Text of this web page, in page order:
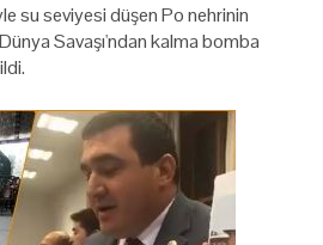
su seviyesi düşen Po nehrinin
Savaşı'ndan kalma bomba